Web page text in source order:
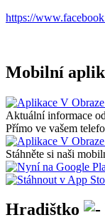
https://
Mobilní
Aktuální informace
Přímo ve vašem
Stáhněte si naši
Hradištko